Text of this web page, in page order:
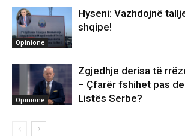
Opinione
Hyseni: Vazhdojnë
shqipe!
Opinione
Zgjedhje derisa të
– Çfarër fshihet pas
Listës Serbe?